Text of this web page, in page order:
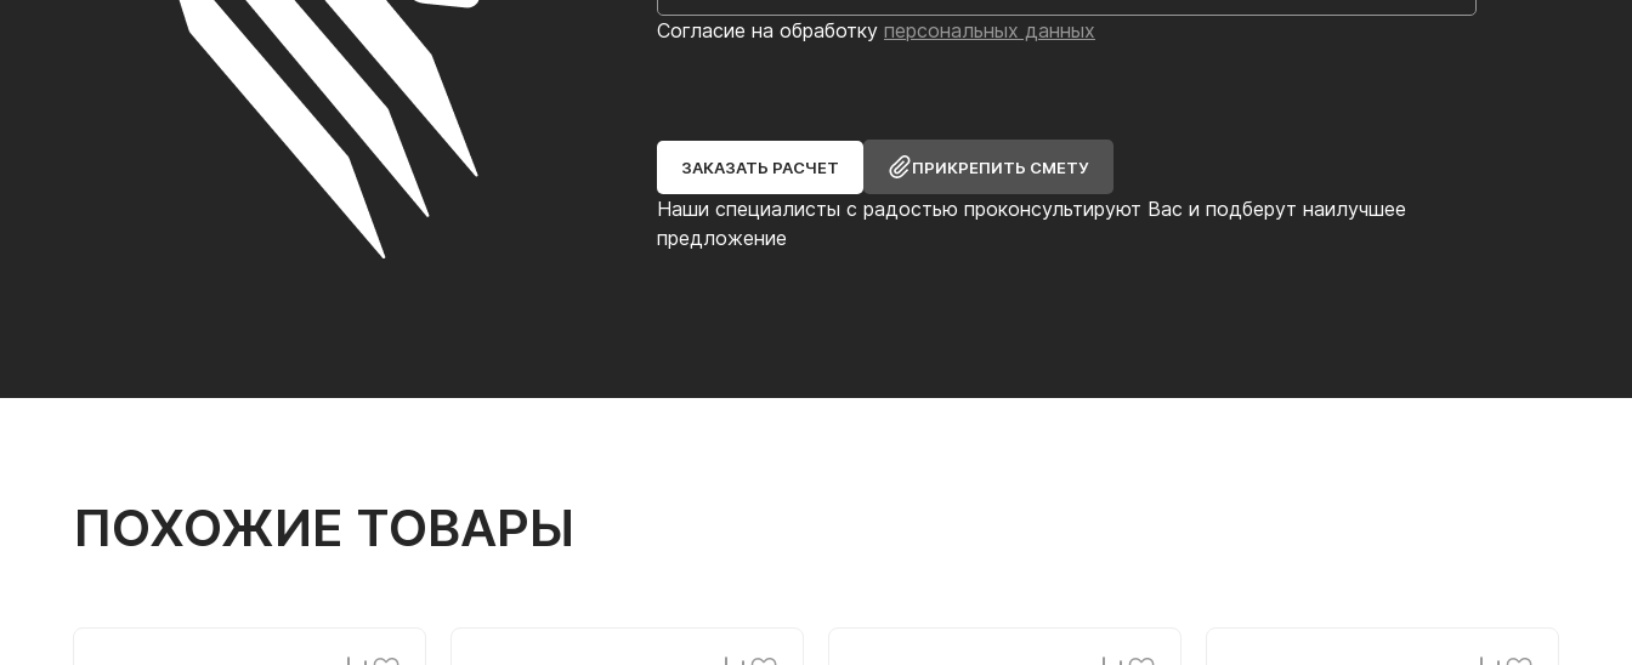
Наши специалисты с радостью проконсультируют Вас и подберут наилучшее
предложение
Согласие на обработку персональных данных
ЗАКАЗАТЬ РАСЧЕТ ПРИКРЕПИТЬ СМЕТУ
ПОХОЖИЕ ТОВАРЫ